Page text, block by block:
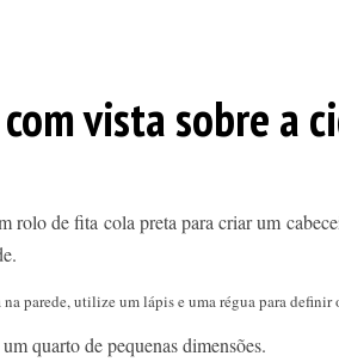
vista sobre a
rolo de fita cola preta para criar um
parede, utilize um lápis e uma régua para definir
quarto de pequenas dimensões.